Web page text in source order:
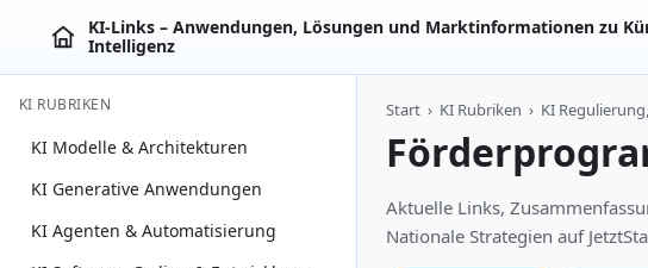
KI‑Links – Anwendungen, Lösungen und Marktinformationen zu
Intelligenz
KI RUBRIKEN
KI Modelle & Architekturen
KI Generative Anwendungen
KI Agenten & Automatisierung
Start › KI Rubriken › KI
Aktuelle Links,
Nationale Strategien auf